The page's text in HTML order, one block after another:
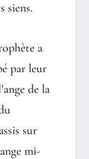
siens.
a
par leur
de la
sur
mi-